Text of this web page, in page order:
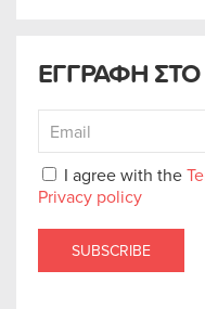
ΕΓΓΡΑΦΗ ΣΤΟ
I agree with the
Privacy policy
SUBSCRIBE